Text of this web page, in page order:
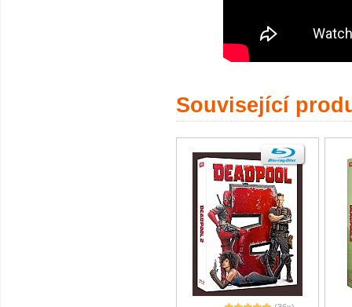
Související